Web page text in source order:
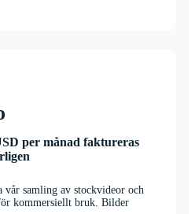
per månad faktureras
samling av stockvideor och
kommersiellt bruk. Bilder